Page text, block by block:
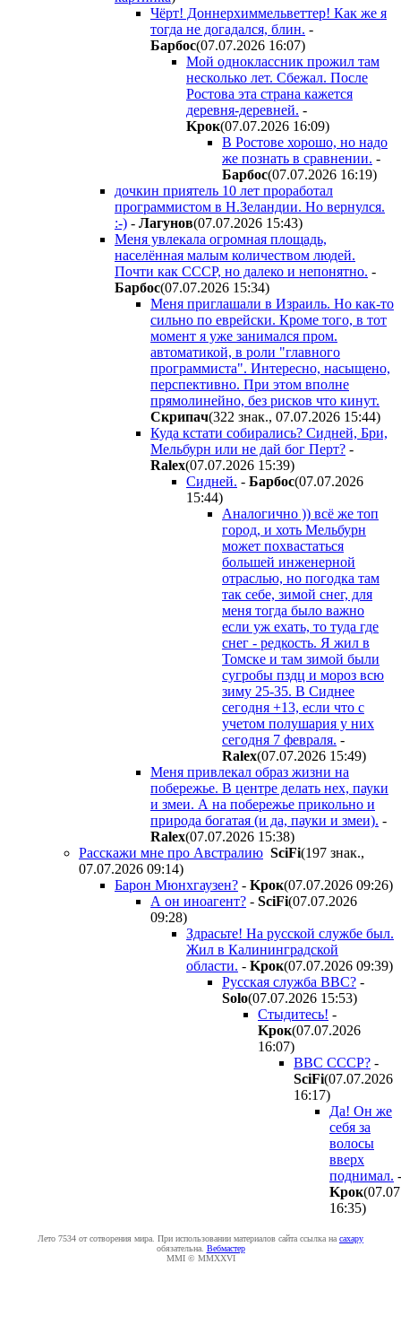
Чёрт! Доннерхиммельветтер! Как же я
тогда не догадался, блин. -
Бapбoc(07.07.2026 16:07)
Мой одноклассник прожил там
несколько лет. Сбежал. После
Ростова эта страна кажется
деревня-деревней. -
Kpoк(07.07.2026 16:09)
В Ростове хорошо, но надо
же познать в сравнении. -
Бapбoc(07.07.2026 16:19)
дочкин приятель 10 лет проработал
программистом в Н.Зеландии. Но вернулся.
:-) - Лaгyнoв(07.07.2026 15:43)
Меня увлекала огромная площадь,
населённая малым количеством людей.
Почти как СССР, но далеко и непонятно. -
Бapбoc(07.07.2026 15:34)
Меня приглашали в Израиль. Но как-то
сильно по еврейски. Кроме того, в тот
момент я уже занимался пром.
автоматикой, в роли "главного
программиста". Интересно, насыщено,
перспективно. При этом вполне
прямолинейно, без рисков что кинут.
Cкpипaч(322 знак., 07.07.2026 15:44)
Куда кстати собирались? Сидней, Бри,
Мельбурн или не дай бог Перт? -
Ralex(07.07.2026 15:39)
Сидней. - Бapбoc(07.07.2026
15:44)
Аналогично )) всё же топ
город, и хоть Мельбурн
может похвастаться
большей инженерной
отраслью, но погодка там
так себе, зимой снег, для
меня тогда было важно
если уж ехать, то туда где
снег - редкость. Я жил в
Томске и там зимой были
сугробы пздц и мороз всю
зиму 25-35. В Сиднее
сегодня +13, если что с
учетом полушария у них
сегодня 7 февраля. -
Ralex(07.07.2026 15:49)
Меня привлекал образ жизни на
побережье. В центре делать нех, пауки
и змеи. А на побережье прикольно и
природа богатая (и да, пауки и змеи). -
Ralex(07.07.2026 15:38)
Расскажи мне про Австралию SciFi(197 знак.,
07.07.2026 09:14)
Барон Мюнхгаузен? - Kpoк(07.07.2026 09:26)
А он иноагент? - SciFi(07.07.2026
09:28)
Здрасьте! На русской службе был.
Жил в Калининградской
области. - Kpoк(07.07.2026 09:39)
Русская служба BBC? -
Solo(07.07.2026 15:53)
Стыдитесь! -
Kpoк(07.07.2026
16:07)
ВВС СССР? -
SciFi(07.07.2026
16:17)
Да! Он же
себя за
волосы
вверх
поднимал. -
Kpoк
16:35)
Лето 7534 от сотворения мира. При использовании материалов сайта ссылка на caxapу
обязательна. Вебмастер
MMI © MMXXVI